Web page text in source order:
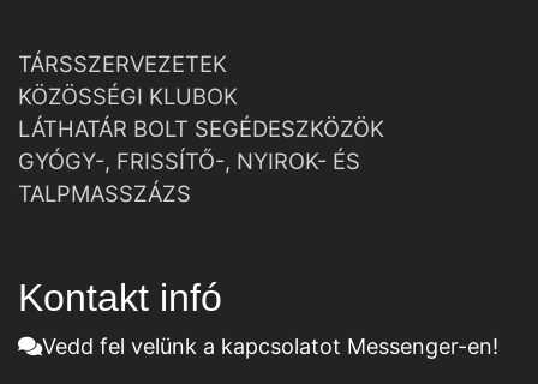
TÁRSSZERVEZETEK
KÖZÖSSÉGI KLUBOK
LÁTHATÁR BOLT SEGÉDESZKÖZÖK
GYÓGY-, FRISSÍTŐ-, NYIROK- ÉS
TALPMASSZÁZS
Kontakt infó
Vedd fel velünk a kapcsolatot Messenger-en!